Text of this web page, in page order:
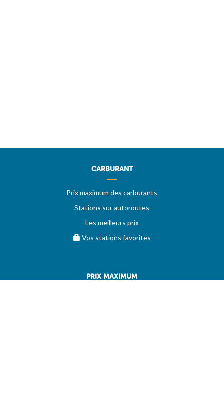
CARBURANT
Prix maximum des carburants
Stations sur autoroutes
Les meilleurs prix
Vos stations favorites
PRIX MAXIMUM